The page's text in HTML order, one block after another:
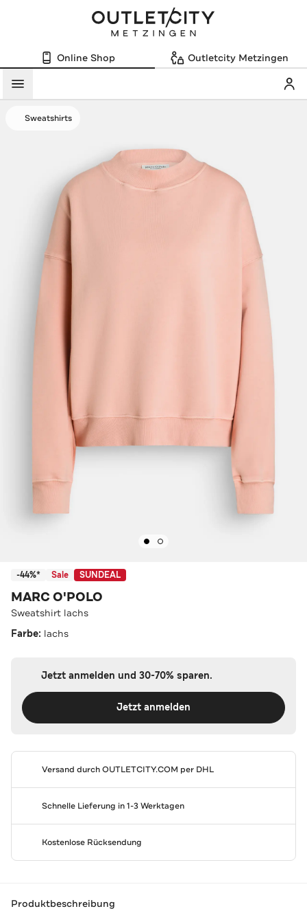
Online Shop Outletcity Metzingen
Menü
Sweatshirts
-44%* Sale SUNDEAL
MARC O'POLO
Sweatshirt lachs
Farbe: lachs
Jetzt anmelden und 30-70% sparen.
Jetzt anmelden
Versand durchOUTLETCITY.COM per DHL
Schnelle Lieferung in 1-3 Werktagen
Kostenlose Rücksendung
Produktbeschreibung